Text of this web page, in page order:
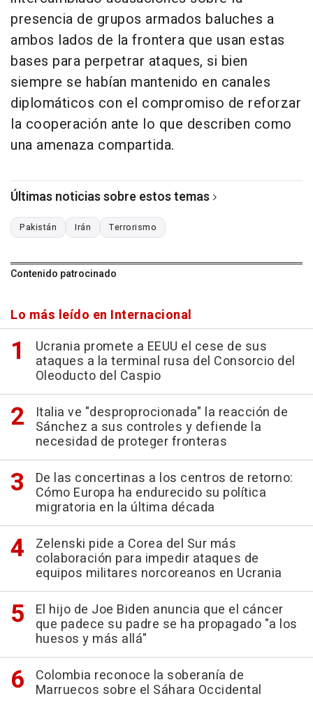
presencia de grupos armados baluches a
ambos lados de la frontera que usan estas
bases para perpetrar ataques, si bien
siempre se habían mantenido en canales
diplomáticos con el compromiso de reforzar
la cooperación ante lo que describen como
una amenaza compartida.
Últimas noticias sobre estos temas
Pakistán Irán Terrorismo
Contenido patrocinado
Lo más leído en Internacional
Ucrania promete a EEUU el cese de sus
ataques a la terminal rusa del Consorcio del
Oleoducto del Caspio
Italia ve "desproprocionada" la reacción de
Sánchez a sus controles y defiende la
necesidad de proteger fronteras
De las concertinas a los centros de retorno:
Cómo Europa ha endurecido su política
migratoria en la última década
Zelenski pide a Corea del Sur más
colaboración para impedir ataques de
equipos militares norcoreanos en Ucrania
El hijo de Joe Biden anuncia que el cáncer
que padece su padre se ha propagado "a los
huesos y más allá"
Colombia reconoce la soberanía de
Marruecos sobre el Sáhara Occidental